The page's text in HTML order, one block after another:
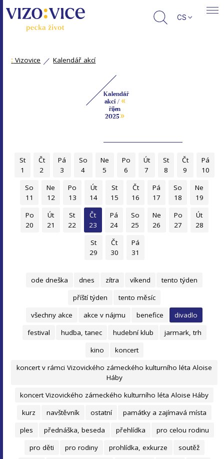
CS
: Vizovice Kalendář akcí
Kalendář
akcí / «
říjen
2025»
St
1
Čt
2
Pá
3
So
4
Ne
5
Po
6
Út
7
St
8
Čt
9
Pá
10
So
11
Ne
12
Po
13
Út
14
St
15
Čt
16
Pá
17
So
18
Ne
19
Po
20
Út
21
St
22
Čt
23
Pá
24
So
25
Ne
26
Po
27
Út
28
St
29
Čt
30
Pá
31
ode dneška dnes zítra víkend
tento týden
příští týden
tento měsíc
všechny akce
akce v nájmu benefice
divadlo
festival
hudba, tanec hudební klub
jarmark, trh
kino
koncert
koncert v rámci Vizovického zámeckého kulturního léta Aloise
Háby
koncert Vizovického zámeckého kulturního léta Aloise Háby
kurz
navštěvník ostatní
památky a zajímavá místa
ples
přednáška, beseda přehlídka
pro celou rodinu
pro děti
pro rodiny prohlídka, exkurze
soutěž